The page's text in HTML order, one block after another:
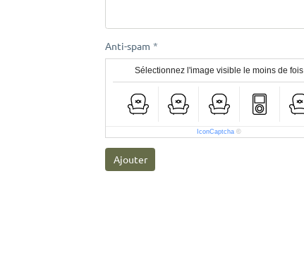
Anti-spam
Sélectionnez l'image visible le moins de fois
IconCaptcha ©
Ajouter